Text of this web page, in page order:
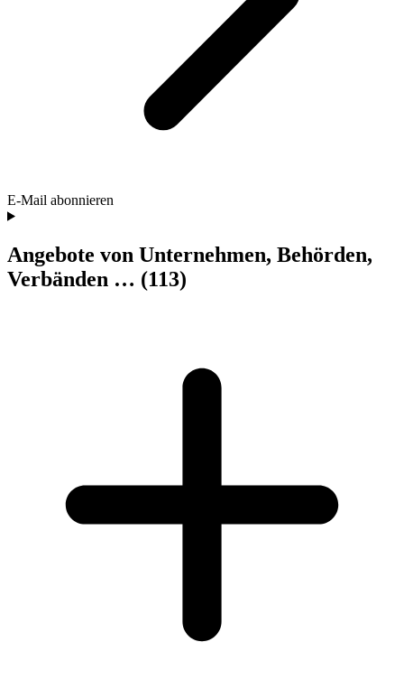
E-Mail abonnieren
Angebote von Unternehmen, Behörden,
Verbänden … (113)